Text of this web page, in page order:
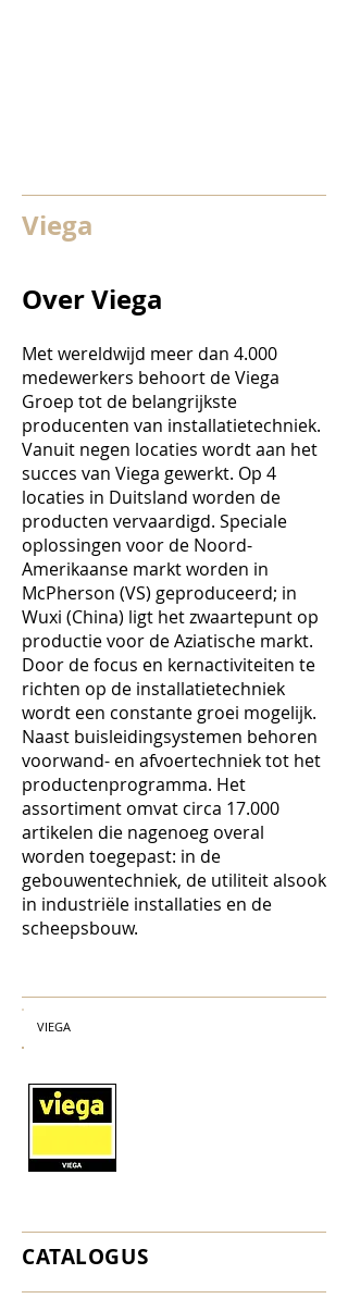
Viega
Over Viega
Met wereldwijd meer dan 4.000
medewerkers behoort de Viega
Groep tot de belangrijkste
producenten van installatietechniek.
Vanuit negen locaties wordt aan het
succes van Viega gewerkt. Op 4
locaties in Duitsland worden de
producten vervaardigd. Speciale
oplossingen voor de Noord-
Amerikaanse markt worden in
McPherson (VS) geproduceerd; in
Wuxi (China) ligt het zwaartepunt op
productie voor de Aziatische markt.
Door de focus en kernactiviteiten te
richten op de installatietechniek
wordt een constante groei mogelijk.
Naast buisleidingsystemen behoren
voorwand- en afvoertechniek tot het
productenprogramma. Het
assortiment omvat circa 17.000
artikelen die nagenoeg overal
worden toegepast: in de
gebouwentechniek, de utiliteit alsook
in industriële installaties en de
scheepsbouw.
VIEGA
CATALOGUS